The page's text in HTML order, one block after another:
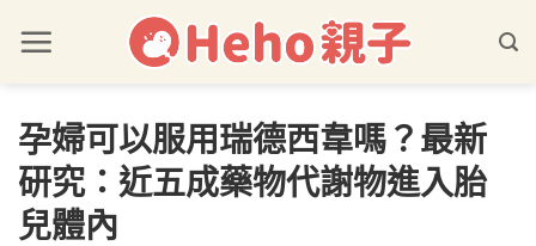
孕婦可以服用瑞德西韋嗎？最新
研究：近五成藥物代謝物進入胎
兒體內